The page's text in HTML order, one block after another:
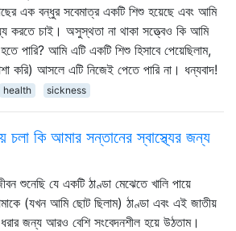
এক বন্ধুর সবেমাত্র একটি শিশু হয়েছে এবং আমি
করতে চাই। অসুস্থতা না থাকা সত্ত্বেও কি আমি
পারি? আমি এটি একটি শিশু হিসাবে পেয়েছিলাম,
করি) আসলে এটি নিজেই পেতে পারি না। ধন্যবাদ!
health sickness
চলা কি আমার সন্তানের স্বাস্থ্যের জন্য
শুনেছি যে একটি ঠাণ্ডা মেঝেতে খালি পায়ে
(যখন আমি ছোট ছিলাম) ঠাণ্ডা এবং এই জাতীয়
জন্য আরও বেশি সংবেদনশীল হয়ে উঠতাম।